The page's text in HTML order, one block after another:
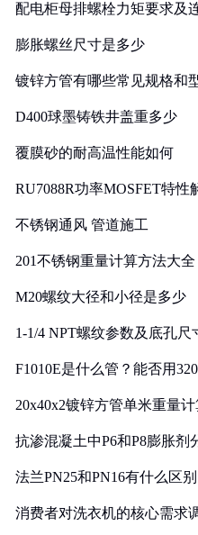
配电柜母排螺栓力矩要求及
膨胀螺丝尺寸是多少
镀锌方管有哪些常见规格和
D400球墨铸铁井盖重多少
覆膜砂的耐高温性能如何
RU7088R功率MOSFET特
不锈钢通风 管道施工
201不锈钢重量计算方法大全
M20螺纹大径和小径是多少
1-1/4 NPT螺纹参数及底孔尺
F1010E是什么管？能否用
20x40x2镀锌方管单米重量
抗渗混凝土中P6和P8膨胀剂
法兰PN25和PN16有什么区别
消费者对洗衣机的核心需求